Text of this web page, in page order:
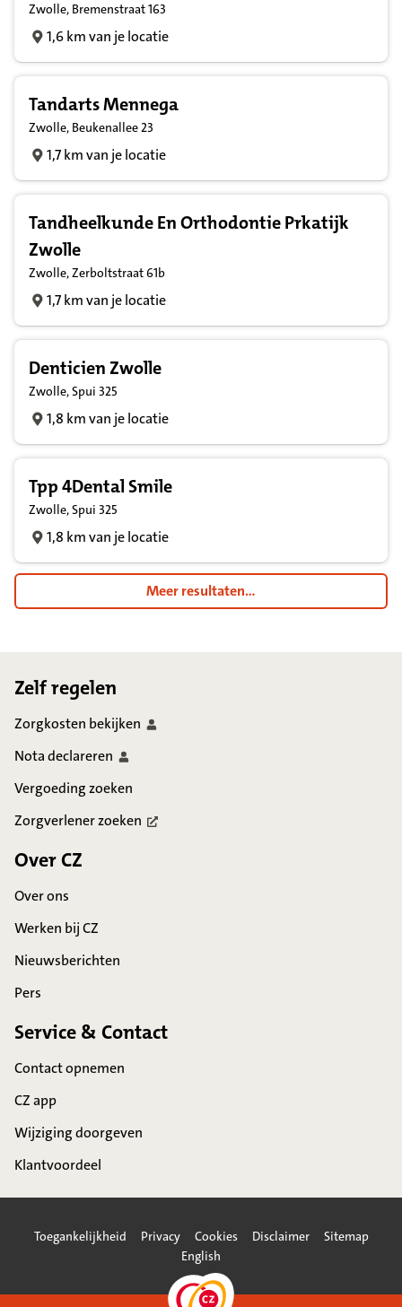
Zwolle, Bremenstraat 163
1,6 km van je locatie
Tandarts Mennega
Zwolle, Beukenallee 23
1,7 km van je locatie
Tandheelkunde En Orthodontie Prkatijk
Zwolle
Zwolle, Zerboltstraat 61b
1,7 km van je locatie
Denticien Zwolle
Zwolle, Spui 325
1,8 km van je locatie
Tpp 4Dental Smile
Zwolle, Spui 325
1,8 km van je locatie
Meer resultaten...
Zelf regelen
Zorgkosten bekijken
Notadeclareren
Vergoeding zoeken
Zorgverlenerzoeken
Over CZ
Over ons
Werken bij CZ
Nieuwsberichten
Pers
Service & Contact
Contact opnemen
CZ app
Wijziging doorgeven
Klantvoordeel
Toegankelijkheid Privacy Cookies Disclaimer
Sitemap
English